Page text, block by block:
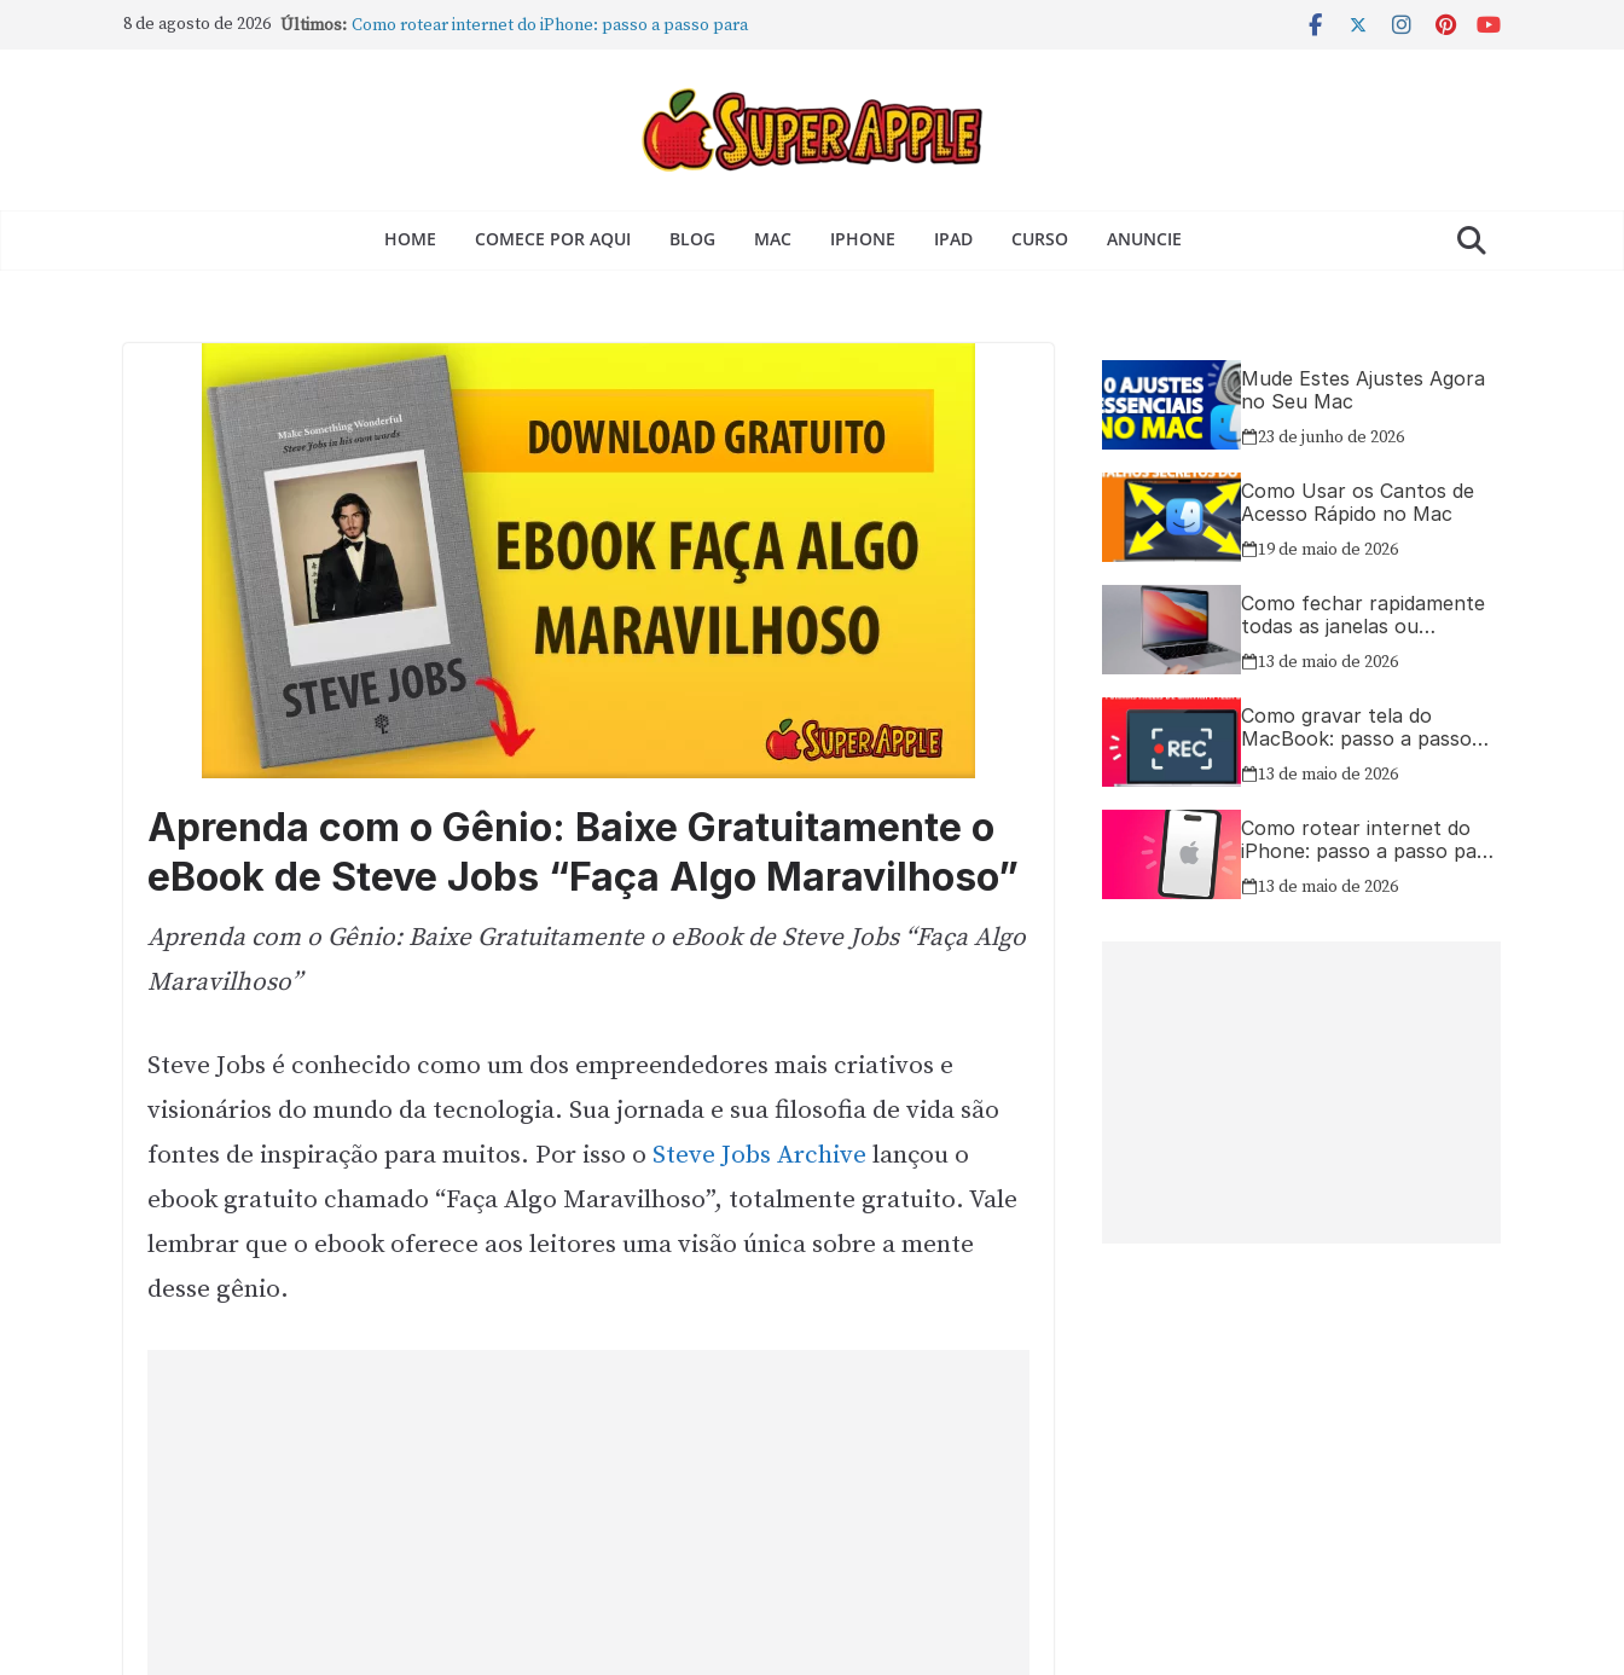
8 de agosto de 2026 Últimos: Como rotear internet do iPhone: passo a passo para
Como Usar os Cantos de Acesso Rápido no Mac
Como fechar rapidamente todas as janelas ou aplicativos
Como gravar tela do MacBook: passo a passo simples
HOME COMECE POR AQUI BLOG MAC IPHONE IPAD CURSO ANUNCIE
Aprenda com o Gênio: Baixe Gratuitamente o
eBook de Steve Jobs “Faça Algo Maravilhoso”
Aprenda com o Gênio: Baixe Gratuitamente o eBook de Steve Jobs “Faça Algo
Maravilhoso”
Steve Jobs é conhecido como um dos empreendedores mais criativos e
visionários do mundo da tecnologia. Sua jornada e sua filosofia de vida são
fontes de inspiração para muitos. Por isso o Steve Jobs Archive lançou o
ebook gratuito chamado “Faça Algo Maravilhoso”, totalmente gratuito. Vale
lembrar que o ebook oferece aos leitores uma visão única sobre a mente
desse gênio.
Mude Estes Ajustes Agora
no Seu Mac
23 de junho de 2026
Como Usar os Cantos de
Acesso Rápido no Mac
19 de maio de 2026
Como fechar rapidamente
todas as janelas ou
aplicativos abertos no Mac
13 de maio de 2026
Como gravar tela do
MacBook: passo a passo
simples
13 de maio de 2026
Como rotear internet do
iPhone: passo a passo para
compartilhar a conexão
13 de maio de 2026